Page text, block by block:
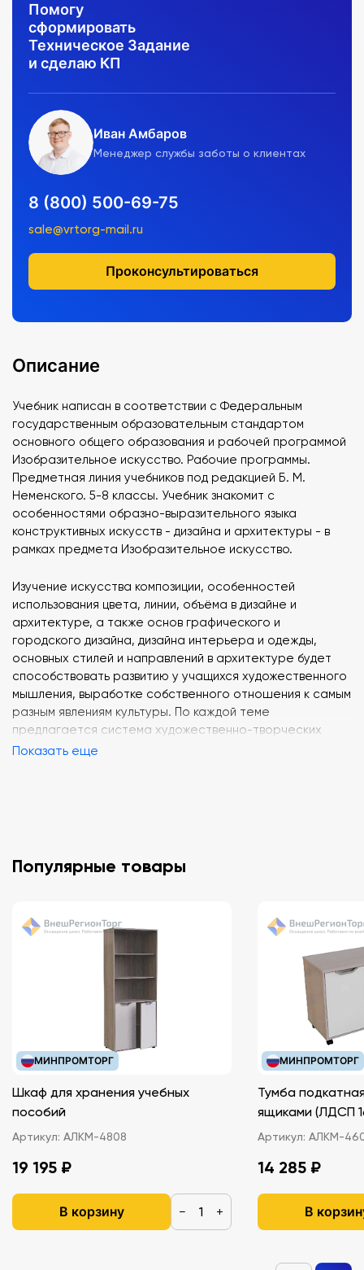
Помогу
сформировать
Техническое Задание
и сделаю КП
Иван Амбаров
Менеджер службы заботы о клиентах
8 (800) 500-69-75
sale@vrtorg-mail.ru
Проконсультироваться
Описание
Учебник написан в соответствии с Федеральным
государственным образовательным стандартом
основного общего образования и рабочей программой
Изобразительное искусство. Рабочие программы.
Предметная линия учебников под редакцией Б. М.
Неменского. 5-8 классы. Учебник знакомит с
особенностями образно-выразительного языка
конструктивных искусств - дизайна и архитектуры - в
рамках предмета Изобразительное искусство.
Изучение искусства композиции, особенностей
использования цвета, линии, объёма в дизайне и
архитектуре, а также основ графического и
городского дизайна, дизайна интерьера и одежды,
основных стилей и направлений в архитектуре будет
способствовать развитию у учащихся художественного
мышления, выработке собственного отношения к самым
разным явлениям культуры. По каждой теме
предлагается система художественно-творческих
заданий (плоскостное и объёмное макетирование,
Формат: 84x108/16 (205*260).
Тип обложки: Мягкая обложка.
Показать еще
Популярные товары
МИНПРОМТОРГ
Шкаф для хранения учебных
пособий
Артикул: АЛКМ-4808
19 195 ₽
В корзину − +
МИНПРОМТОРГ
Тумба
ящиками
Артикул: АЛКМ-
14 285 ₽
В